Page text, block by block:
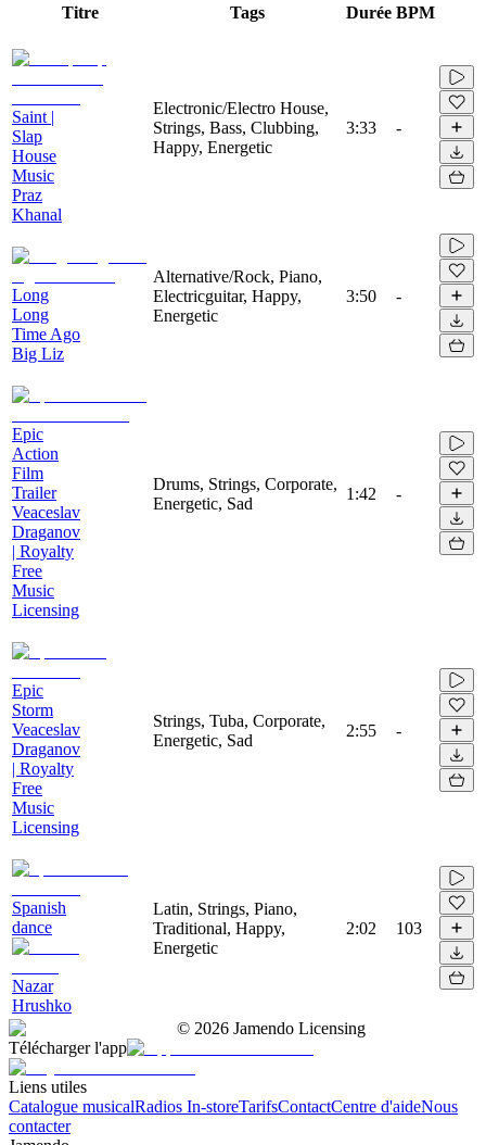
Titre Tags Durée BPM
Saint |
Slap
House
Music
Praz
Khanal
Electronic/Electro House,
Strings, Bass, Clubbing,
Happy, Energetic
3:33 -
Long
Long
Time Ago
Big Liz
Alternative/Rock, Piano,
Electricguitar, Happy,
Energetic
3:50 -
Epic
Action
Film
Trailer
Veaceslav
Draganov
| Royalty
Free
Music
Licensing
Drums, Strings, Corporate,
Energetic, Sad
1:42 -
Epic
Storm
Veaceslav
Draganov
| Royalty
Free
Music
Licensing
Strings, Tuba, Corporate,
Energetic, Sad
2:55 -
Spanish
dance
Nazar
Hrushko
Latin, Strings, Piano,
Traditional, Happy,
Energetic
2:02 103
© 2026 Jamendo Licensing
Télécharger l'app
Liens utiles
Catalogue musicalRadios In-storeTarifsContactCentre d'aideNous
contacter